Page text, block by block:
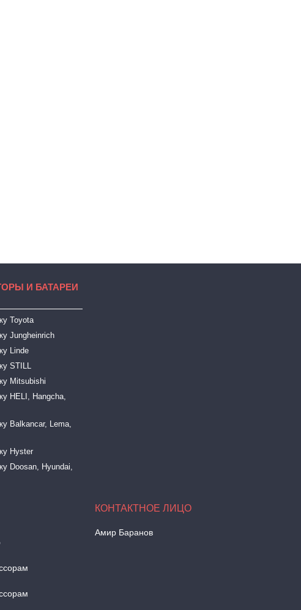
И БАТАРЕИ
Toyota
Jungheinrich
Linde
STILL
Mitsubishi
HELI, Hangcha,
Balkancar, Lema,
Hyster
Doosan, Hyundai,
Амир Баранов